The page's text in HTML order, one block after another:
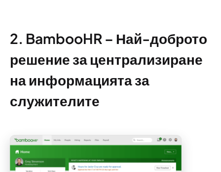
2. BambooHR – Най-доброто
решение за централизиране
на информацията за
служителите